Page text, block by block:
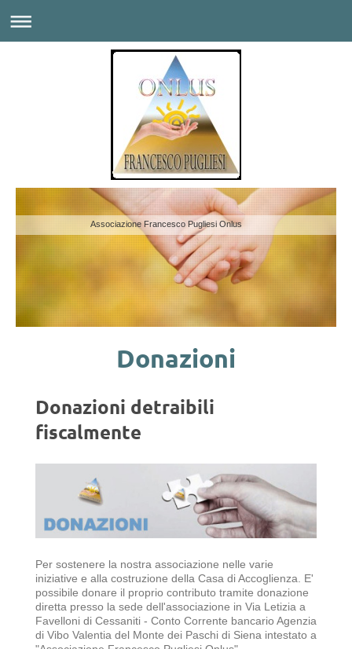
Associazione Francesco Pugliesi Onlus
Donazioni
Donazioni detraibili
fiscalmente
Per sostenere la nostra associazione nelle varie
iniziative e alla costruzione della Casa di Accoglienza. E'
possibile donare il proprio contributo tramite donazione
diretta presso la sede dell'associazione in Via Letizia a
Favelloni di Cessaniti - Conto Corrente bancario Agenzia
di Vibo Valentia del Monte dei Paschi di Siena intestato a